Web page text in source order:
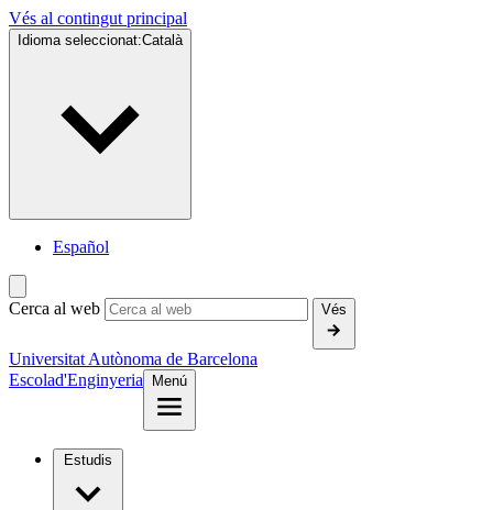
Vés al contingut principal
Idioma seleccionat:Català
Español
Cerca al web Vés
Universitat Autònoma de Barcelona
Escolad'Enginyeria Menú
Estudis